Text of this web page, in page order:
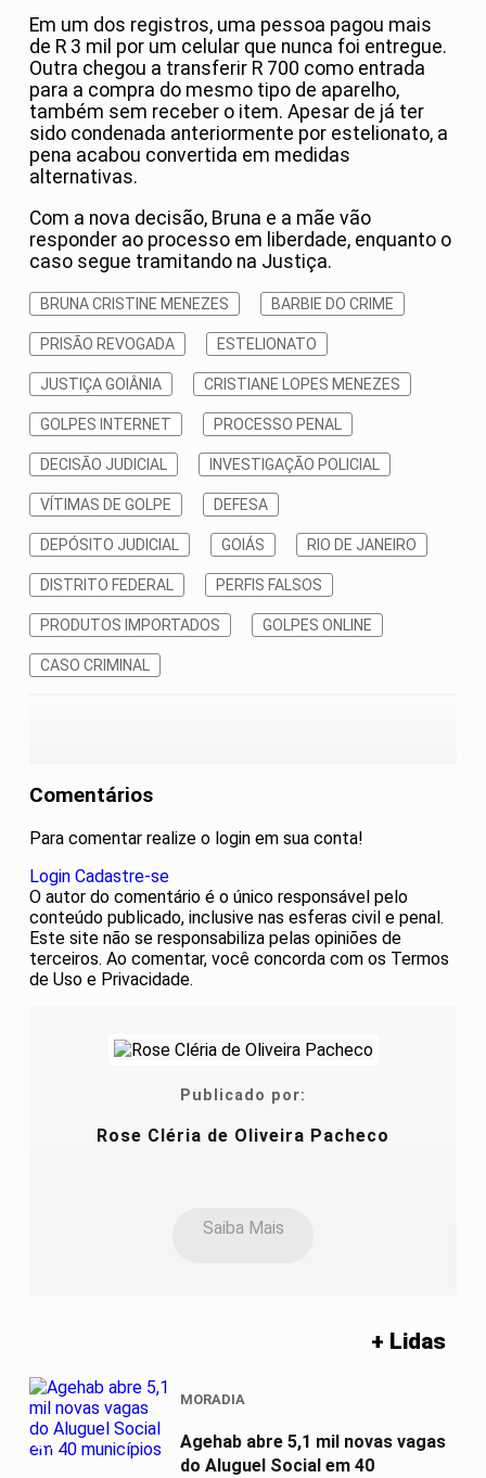
Em um dos registros, uma pessoa pagou mais
de R 3 mil por um celular que nunca foi entregue.
Outra chegou a transferir R 700 como entrada
para a compra do mesmo tipo de aparelho,
também sem receber o item. Apesar de já ter
sido condenada anteriormente por estelionato, a
pena acabou convertida em medidas
alternativas.
Com a nova decisão, Bruna e a mãe vão
responder ao processo em liberdade, enquanto o
caso segue tramitando na Justiça.
BRUNA CRISTINE MENEZES BARBIE DO CRIME
PRISÃO REVOGADA ESTELIONATO
JUSTIÇA GOIÂNIA CRISTIANE LOPES MENEZES
GOLPES INTERNET PROCESSO PENAL
DECISÃO JUDICIAL INVESTIGAÇÃO POLICIAL
VÍTIMAS DE GOLPE DEFESA
DEPÓSITO JUDICIAL GOIÁS RIO DE JANEIRO
DISTRITO FEDERAL PERFIS FALSOS
PRODUTOS IMPORTADOS GOLPES ONLINE
CASO CRIMINAL
Comentários
Para comentar realize o login em sua conta!
Login Cadastre-se
O autor do comentário é o único responsável pelo
conteúdo publicado, inclusive nas esferas civil e penal.
Este site não se responsabiliza pelas opiniões de
terceiros. Ao comentar, você concorda com os Termos
de Uso e Privacidade.
Publicado por:
Rose Cléria de Oliveira Pacheco
Saiba Mais
+ Lidas
01
MORADIA
Agehab abre 5,1 mil novas vagas
do Aluguel Social em 40